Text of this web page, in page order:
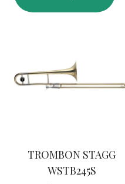
TROMBON STAGG
WSTB245S